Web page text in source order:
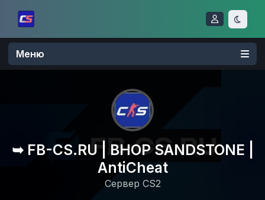
Меню
➥ FB-CS.RU | BHOP SANDSTONE |
AntiCheat
Сервер CS2